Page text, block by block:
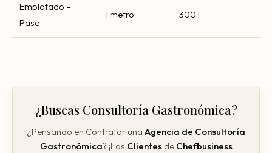
Emplatado –
Pase
1 metro 300+
¿Buscas Consultoría Gastronómica?
¿Pensando en Contratar una Agencia de Consultoría
Gastronómica? ¡Los Clientesde Chefbusiness